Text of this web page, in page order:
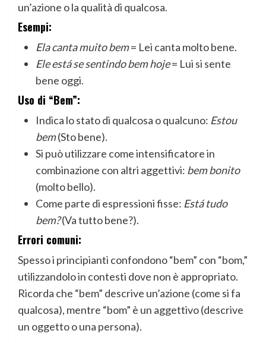
un’azione o la qualità di qualcosa.
Esempi:
Ela canta muito bem= Lei canta molto bene.
Ele está se sentindo bem hoje= Lui si sente
bene oggi.
Uso di “Bem”:
Indica lo stato di qualcosa o qualcuno: Estou
bem(Sto bene).
Si può utilizzare come intensificatore in
combinazione con altri aggettivi: bem bonito
(molto bello).
Come parte di espressioni fisse: Está tudo
bem?(Va tutto bene?).
Errori comuni:
Spesso i principianti confondono “bem” con “bom,”
utilizzandolo in contesti dove non è appropriato.
Ricorda che “bem” descrive un’azione (come si fa
qualcosa), mentre “bom” è un aggettivo (descrive
un oggetto o una persona).